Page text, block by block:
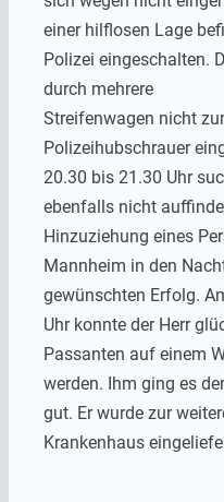
einer hilflosen Lage
Polizei eingeschalten.
durch mehrere
Streifenwagen nicht
Polizeihubschrauer
20.30 bis 21.30 Uhr
ebenfalls nicht
Hinzuziehung eines
Mannheim in den
gewünschten Erfolg.
Uhr konnte der Herr
Passanten auf einem
werden. Ihm ging es
gut. Er wurde zur
Krankenhaus